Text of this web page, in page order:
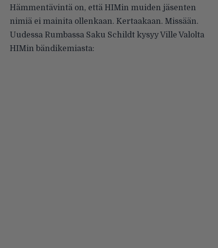
Hämmentävintä on, että HIMin muiden jäsenten
nimiä ei mainita ollenkaan. Kertaakaan. Missään.
Uudessa Rumbassa Saku Schildt kysyy Ville Valolta
HIMin bändikemiasta: